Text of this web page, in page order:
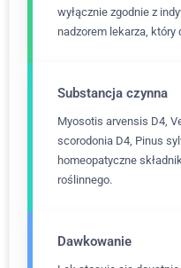
wyłącznie zgodnie z
nadzorem lekarza,
Substancja czynna
Myosotis arvensis D4,
scorodonia D4, Pinus
homeopatyczne
roślinnego.
Dawkowanie